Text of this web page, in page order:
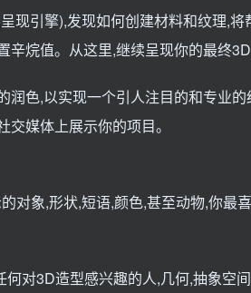
现引擎),发现如何创建材料和纹理,
辛烷值。从这里,继续呈现你的最终3D
润色,以实现一个引人注目的和专业
媒体上展示你的项目。
对象,形状,短语,颜色,甚至动物,你最
对3D造型感兴趣的人,几何,抽象空